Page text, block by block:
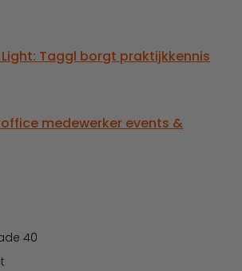
Light: Taggl borgt praktijkkennis
medewerker events &
40